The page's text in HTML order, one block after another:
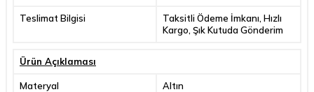
Teslimat Bilgisi
Taksitli Ödeme İmkanı, Hızlı
Kargo, Şık Kutuda Gönderim
Ürün Açıklaması
Materyal Altın